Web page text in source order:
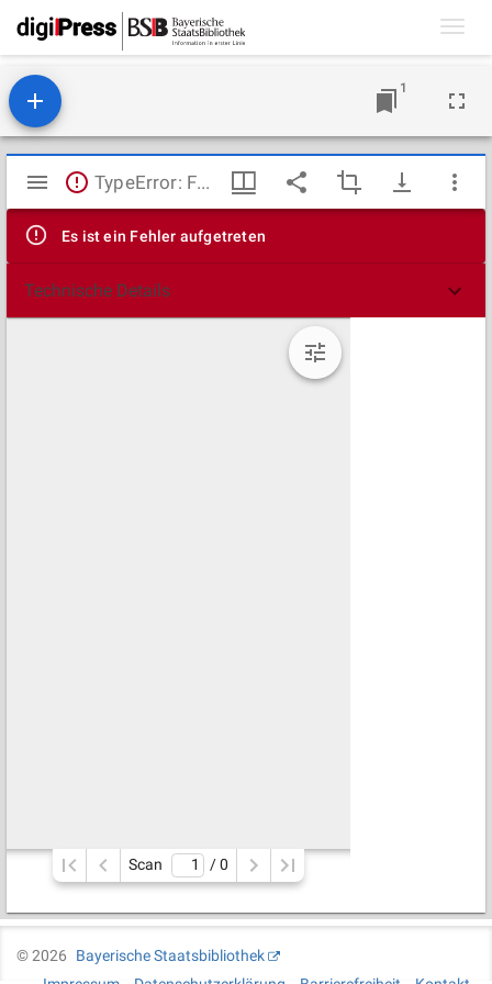
1
Mirador
Viewer
TypeError: Failed to fetch
Es ist ein Fehler aufgetreten
Technische Details
Scan / 0
©2026
Bayerische Staatsbibliothek